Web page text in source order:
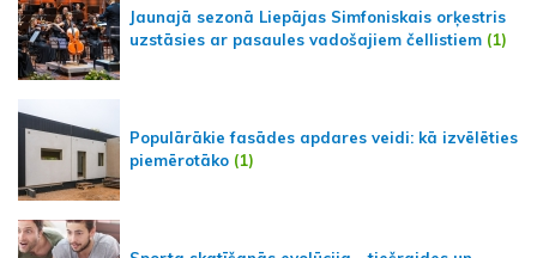
Jaunajā sezonā Liepājas Simfoniskais orķestris
uzstāsies ar pasaules vadošajiem čellistiem (1)
Populārākie fasādes apdares veidi: kā izvēlēties
piemērotāko (1)